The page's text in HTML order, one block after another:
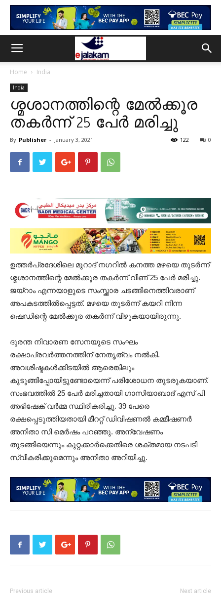
Home India
India
ശ്മശാനത്തിന്റെ മേൽക്കൂര
തകർന്ന് 25 പേർ മരിച്ചു
By Publisher - January 3, 2021 0
122
ഉത്തർപ്രദേശിലെ മുറാദ് നഗറിൽ കനത്ത മഴയെ തുടർന്ന്
ശ്മശാനത്തിന്റെ മേൽക്കൂര തകർന്ന് വീണ് 25 പേർ മരിച്ചു.
ജയ്റാം എന്നയാളുടെ സംസ്ക്കാര ചടങ്ങിനെത്തിവരാണ്
അപകടത്തിൽപ്പെട്ടത്. മഴയെ തുടർന്ന് കയറി നിന്ന
ഷെഡിന്റെ മേൽക്കൂര തകർന്ന് വീഴുകയായിരുന്നു.
ദുരന്ത നിവാരണ സേനയുടെ സംഘം
രക്ഷാപ്രവർത്തനത്തിന് നേതൃത്വം നൽകി.
അവശിഷ്ടകൾക്കിടയിൽ ആരെങ്കിലും
കുടുങ്ങിപ്പോയിട്ടുണ്ടോയെന്ന് പരിശോധന തുടരുകയാണ്.
സംഭവത്തിൽ 25 പേർ മരിച്ചതായി ഗാസിയാബാദ് എസ് പി
അഭിഷേക് വർമ്മ സ്ഥിരീകരിച്ചു. 39 പേരെ
രക്ഷപ്പെടുത്തിയതായി മീററ്റ് ഡിവിഷണൽ കമ്മീഷണർ
അനിതാ സി മെർഷം പറഞ്ഞു. അന്വേഷണം
തുടങ്ങിയെന്നും കുറ്റക്കാർക്കെതിരെ ശക്തമായ നടപടി
സ്വീകരിക്കുമെന്നും അനിതാ അറിയിച്ചു.
Previous article Next article